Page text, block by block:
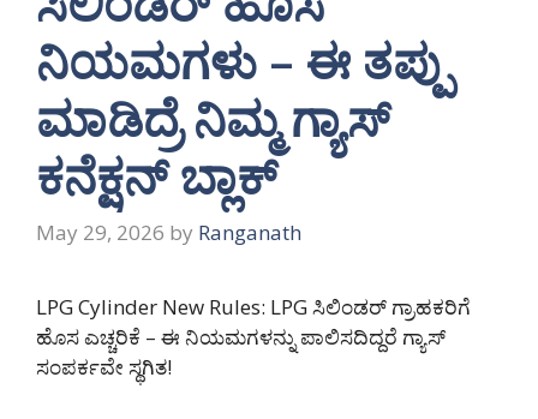
ನಿಯಮಗಳು – ಈ ತಪ್ಪು
ಮಾಡಿದ್ರೆ ನಿಮ್ಮ ಗ್ಯಾಸ್
ಕನೆಕ್ಷನ್ ಬ್ಲಾಕ್
May 29, 2026 by Ranganath
LPG Cylinder New Rules: LPG ಸಿಲಿಂಡರ್ ಗ್ರಾಹಕರಿಗೆ
ಹೊಸ ಎಚ್ಚರಿಕೆ – ಈ ನಿಯಮಗಳನ್ನು ಪಾಲಿಸದಿದ್ದರೆ ಗ್ಯಾಸ್
ಸಂಪರ್ಕವೇ ಸ್ಥಗಿತ!